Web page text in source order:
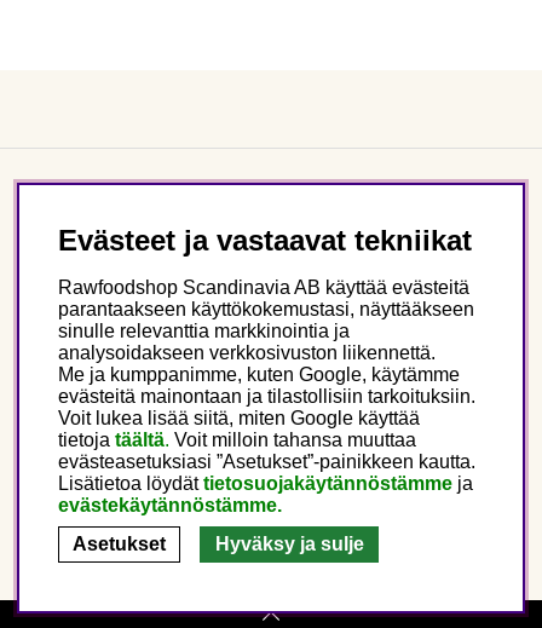
Seuraa meitä
Tämä on Rawfoodshop
Finland
Evästeet ja vastaavat tekniikat
Rawfoodshop Scandinavia AB käyttää evästeitä
parantaakseen käyttökokemustasi, näyttääkseen
sinulle relevanttia markkinointia ja
analysoidakseen verkkosivuston liikennettä.
Me ja kumppanimme, kuten Google, käytämme
evästeitä mainontaan ja tilastollisiin tarkoituksiin.
Voit lukea lisää siitä, miten Google käyttää
tietoja täältä. Voit milloin tahansa muuttaa
evästeasetuksiasi ”Asetukset”-painikkeen kautta.
Lisätietoa löydättietosuojakäytännöstämme ja
evästekäytännöstämme.
Asetukset
Hyväksy ja sulje